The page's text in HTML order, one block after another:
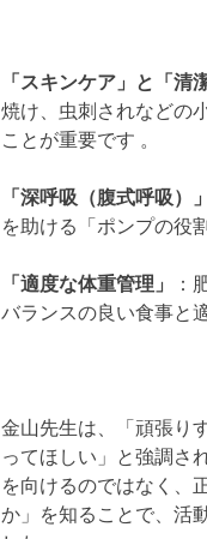
「スキンケア」と「清潔
焼け、虫刺されなどの
ことが重要です 。
「深呼吸（腹式呼吸）」
を助ける「ポンプの役
「適度な体重管理」
：
バランスの良い食事と
金山先生は、「頑張り
ってほしい」と強調さ
を向けるのではなく、
か」を知ることで、活